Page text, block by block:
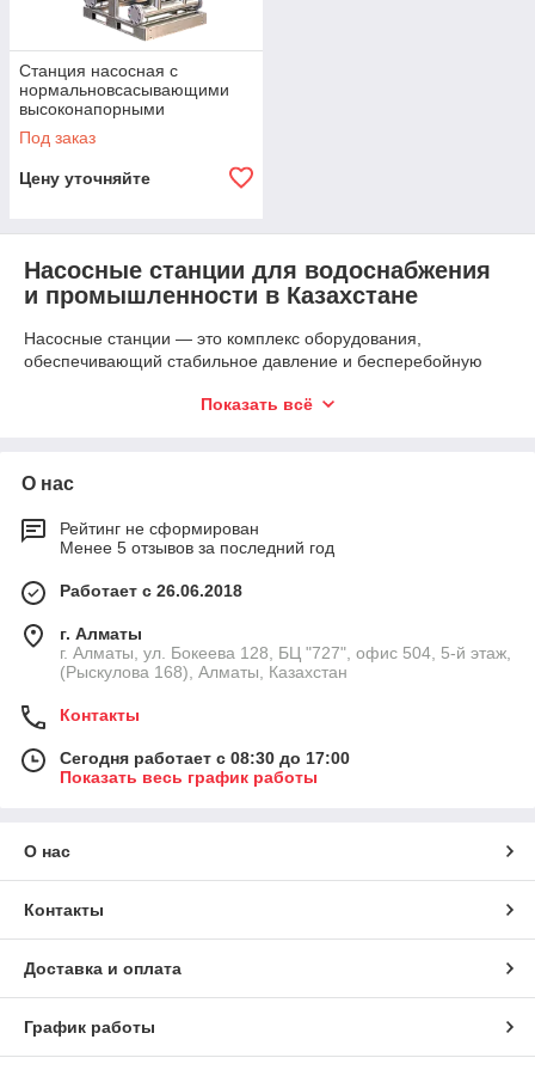
Станция насосная с
нормальновсасывающими
высоконапорными
многоступенчатыми насосам
Под заказ
Цену уточняйте
Насосные станции для водоснабжения
и промышленности в Казахстане
Насосные станции — это комплекс оборудования,
обеспечивающий стабильное давление и бесперебойную
активно применяются как в частных домах, так и на
производительностью и возможностью работы в
Компания ТОО «Energo Trade Co.»
станции в Алматы с доставкой по всему Казахстану. В нашем
промышленных задач, которые обеспечивают оптимальное
соотношение цены и качества.
Преимущества современных насосных станций
Выбирая насосные станции для водоснабжения и
отопления, клиенты получают ряд преимуществ:
автоматическое включение и отключение при
энергоэффективность;
компактные размеры при высокой мощности;
простота обслуживания и долговечность.
применение в жилых зданиях, на производственных
объектах, в сельском хозяйстве, пищевой и химической
промышленности.
Показать всё
О нас
Рейтинг не сформирован
Менее 5 отзывов за последний год
Работает с 26.06.2018
г. Алматы
г. Алматы, ул. Бокеева 128, БЦ "727", офис 504, 5-й этаж,
(Рыскулова 168), Алматы, Казахстан
Контакты
Сегодня работает с 08:30 до 17:00
Показать весь график работы
О нас
Контакты
Доставка и оплата
График работы